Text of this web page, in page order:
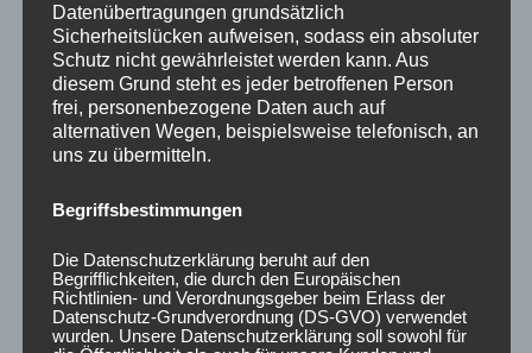
Ähnliche Produkte
Datenübertragungen grundsätzlich
Sicherheitslücken aufweisen, sodass ein absoluter
Schutz nicht gewährleistet werden kann. Aus
diesem Grund steht es jeder betroffenen Person
frei, personenbezogene Daten auch auf
alternativen Wegen, beispielsweise telefonisch, an
uns zu übermitteln.
Begriffsbestimmungen
Die Datenschutzerklärung beruht auf den
Begrifflichkeiten, die durch den Europäischen
Richtlinien- und Verordnungsgeber beim Erlass der
Datenschutz-Grundverordnung (DS-GVO) verwendet
wurden. Unsere Datenschutzerklärung soll sowohl für